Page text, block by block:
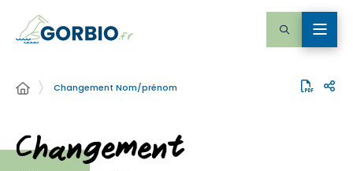
Changement Nom/prénom
Changement